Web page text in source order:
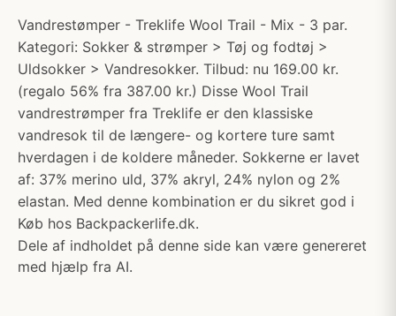
Vandrestømper - Treklife Wool Trail - Mix - 3 par.
Kategori: Sokker & strømper > Tøj og fodtøj >
Uldsokker > Vandresokker. Tilbud: nu 169.00 kr.
(regalo 56% fra 387.00 kr.) Disse Wool Trail
vandrestrømper fra Treklife er den klassiske
vandresok til de længere- og kortere ture samt
hverdagen i de koldere måneder. Sokkerne er lavet
af: 37% merino uld, 37% akryl, 24% nylon og 2%
elastan. Med denne kombination er du sikret god i
Køb hos Backpackerlife.dk.
Dele af indholdet på denne side kan være genereret
med hjælp fra AI.